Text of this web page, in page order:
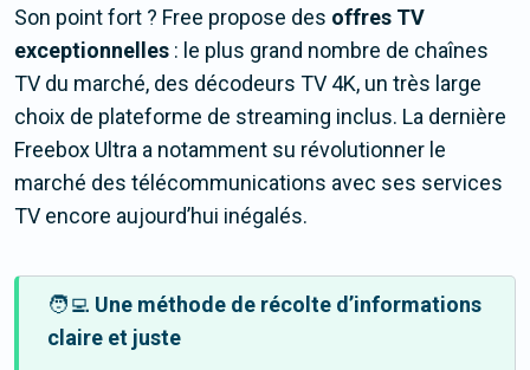
Son point fort ? Free propose des offres TV
exceptionnelles : le plus grand nombre de chaînes
TV du marché, des décodeurs TV 4K, un très large
choix de plateforme de streaming inclus. La dernière
Freebox Ultra a notamment su révolutionner le
marché des télécommunications avec ses services
TV encore aujourd’hui inégalés.
🧑‍💻 Une méthode de récolte d’informations
claire et juste